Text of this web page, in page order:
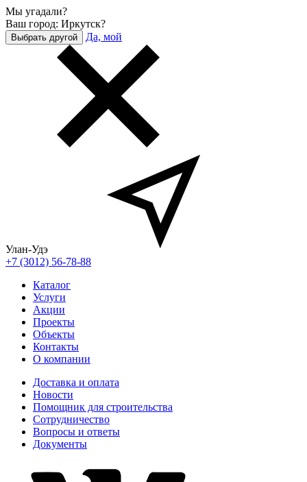
Мы угадали?
Ваш город: Иркутск?
Выбрать другой Да, мой
Улан-Удэ
+7 (3012) 56-78-88
Каталог
Услуги
Акции
Проекты
Объекты
Контакты
О компании
Доставка и оплата
Новости
Помощник для строительства
Сотрудничество
Вопросы и ответы
Документы